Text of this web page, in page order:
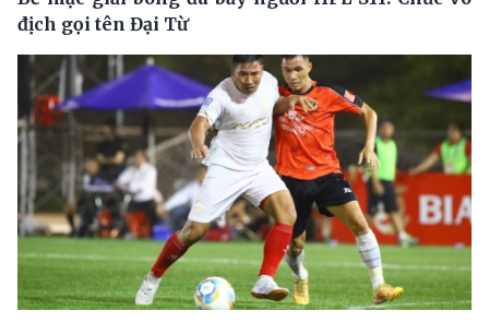
địch gọi tên Đại Từ